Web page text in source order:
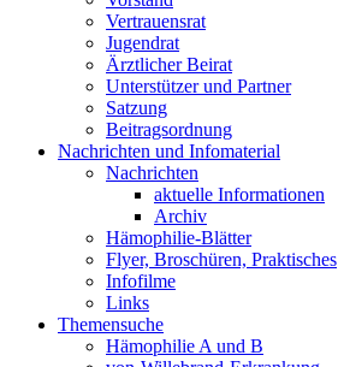
Vertrauensrat
Jugendrat
Ärztlicher Beirat
Unterstützer und Partner
Satzung
Beitragsordnung
Nachrichten und Infomaterial
Nachrichten
aktuelle Informationen
Archiv
Hämophilie-Blätter
Flyer, Broschüren, Praktisches
Infofilme
Links
Themensuche
Hämophilie A und B